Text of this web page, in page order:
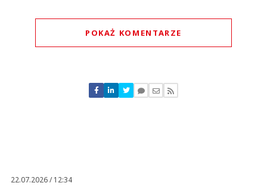
POKAŻ KOMENTARZE
Nie znaleziono komentarzy
Zostaw swoje komentarze
22.07.2026 / 12:34